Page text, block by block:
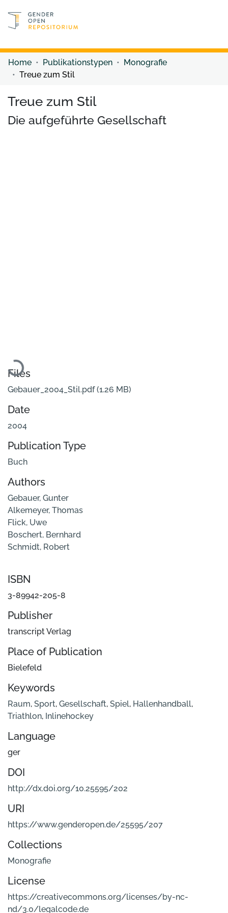
Discover content
Home Publikationstypen
Monografie
Treue zum Stil
Treue zum Stil
Die aufgeführte Gesellschaft
Loading...
Files
Gebauer_2004_Stil.pdf(1.26 MB)
Date
2004
Publication Type
Buch
Authors
Gebauer, Gunter
Alkemeyer, Thomas
Flick, Uwe
Boschert, Bernhard
Schmidt, Robert
ISBN
3-89942-205-8
Publisher
transcript Verlag
Place of Publication
Bielefeld
Keywords
Raum, Sport, Gesellschaft, Spiel, Hallenhandball,
Triathlon, Inlinehockey
Language
ger
DOI
http://dx.doi.org/10.25595/202
URI
https://www.genderopen.de/25595/207
Collections
Monografie
License
https://creativecommons.org/licenses/by-nc-
nd/3.0/legalcode.de